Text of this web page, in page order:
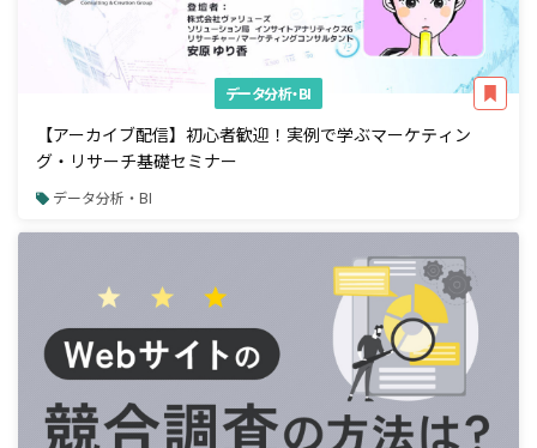
データ分析・BI
【アーカイブ配信】初心者歓迎！実例で学ぶマーケティン
グ・リサーチ基礎セミナー
データ分析・BI